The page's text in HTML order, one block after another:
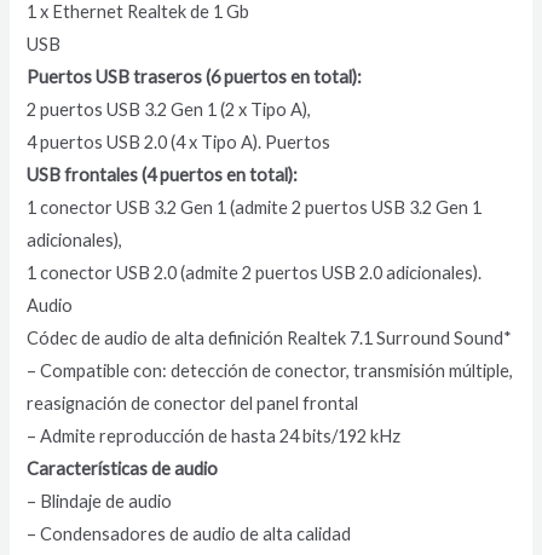
1 x Ethernet Realtek de 1 Gb
USB
Puertos USB traseros (6 puertos en total):
2 puertos USB 3.2 Gen 1 (2 x Tipo A),
4 puertos USB 2.0 (4 x Tipo A). Puertos
USB frontales (4 puertos en total):
1 conector USB 3.2 Gen 1 (admite 2 puertos USB 3.2 Gen 1
adicionales),
1 conector USB 2.0 (admite 2 puertos USB 2.0 adicionales).
Audio
Códec de audio de alta definición Realtek 7.1 Surround Sound*
– Compatible con: detección de conector, transmisión múltiple,
reasignación de conector del panel frontal
– Admite reproducción de hasta 24 bits/192 kHz
Características de audio
– Blindaje de audio
– Condensadores de audio de alta calidad